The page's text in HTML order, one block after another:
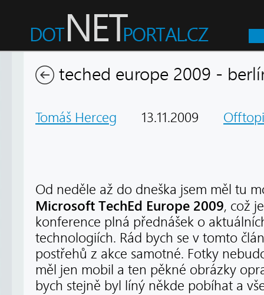
teched europe 2009 -
Tomáš Herceg 13.11.2009
Od neděle až do dneška jsem měl tu
Microsoft TechEd Europe 2009, což
konference plná přednášek o
technologiích. Rád bych se v tomto
postřehů z akce samotné. Fotky
měl jen mobil a ten pěkné obrázky
bych stejně byl líný někde pobíhat a